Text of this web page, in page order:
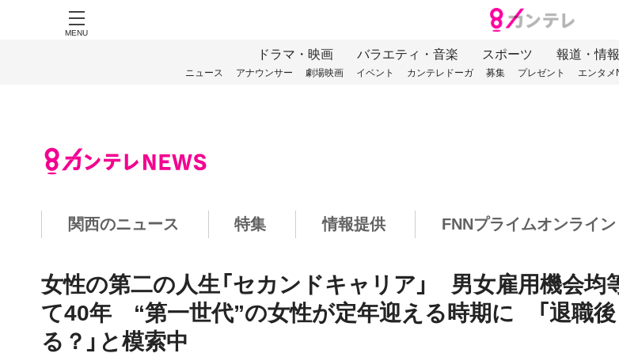
MENU
ドラマ・映画 バラエティ・音楽 スポーツ 報道・情報
ニュース アナウンサー 劇場映画 イベント カンテレドーガ 募集 プレゼント エンタメ
関西のニュース 特集 情報提供 FNNプライムオンライン
女性の第二の人生「セカンドキャリア」 男女雇用機会均
て40年 “第一世代”の女性が定年迎える時期に 「退職
る？」と模索中